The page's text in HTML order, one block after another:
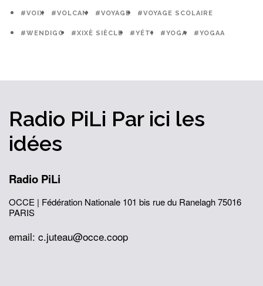
#VOIX #VOLCAN #VOYAGE #VOYAGE SCOLAIRE
#WENDIGO #XIXÈ SIÈCLE #YÉTI #YOGA #YOGAA
Radio PiLi Par ici les
idées
Radio PiLi
OCCE | Fédération Nationale 101 bis rue du Ranelagh75016
PARIS
email: c.juteau@occe.coop